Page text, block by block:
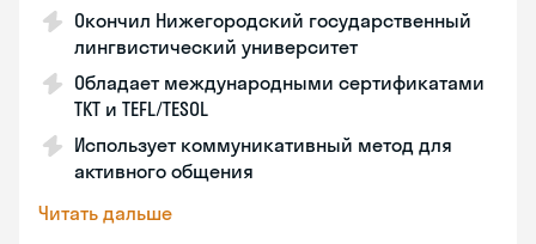
Окончил Нижегородский государственный
лингвистический университет
Обладает международными сертификатами
TKT и TEFL/TESOL
Использует коммуникативный метод для
активного общения
Читать дальше